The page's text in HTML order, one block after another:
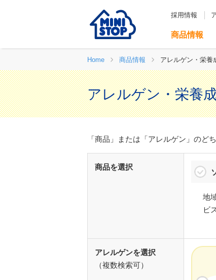
採用情報
商品情報
Home 商品情報 アレルゲン・栄養
アレルゲン・栄養
「商品」または「アレルゲン」のど
商品を選択
地
ビ
アレルゲンを選択
（複数検索可）